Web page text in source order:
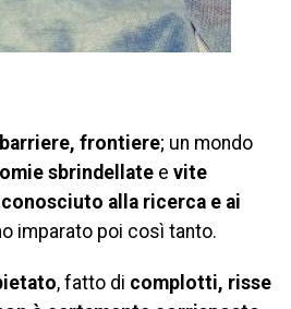
frontiere; un mondo
sbrindellate e vite
alla ricerca e ai
imparato poi così tanto.
, fatto di complotti, risse